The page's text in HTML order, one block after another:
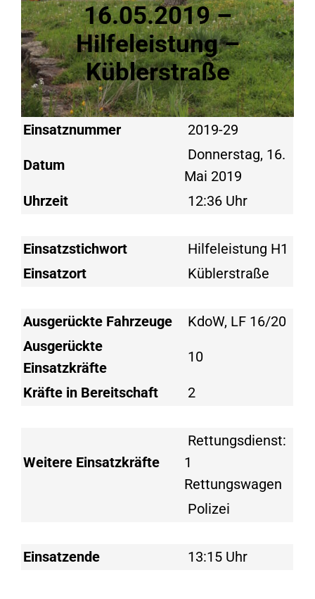
16.05.2019 –
Hilfeleistung –
Küblerstraße
Einsatznummer 2019-29
Datum
Donnerstag, 16.
Mai 2019
Uhrzeit
12:36 Uhr
Einsatzstichwort
Hilfeleistung H1
Einsatzort
Küblerstraße
Ausgerückte Fahrzeuge
KdoW, LF 16/20
Ausgerückte
Einsatzkräfte
10
Kräfte in Bereitschaft 2
Weitere Einsatzkräfte
Rettungsdienst:
1
Rettungswagen
Polizei
Einsatzende 13:15 Uhr